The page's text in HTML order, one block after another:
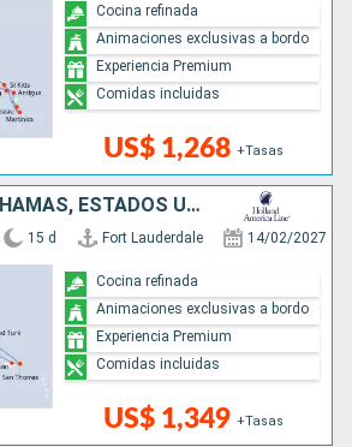
US$ 1,268 +Tasas
Cocina refinada
Animaciones exclusivas a bordo
Experiencia Premium
Comidas incluidas
PUERTO RICO, BAHAMAS, ESTADOS UNIDOS, JAMAICA, ISLAS CAIMÁN, MÉXICO
15 d Fort Lauderdale 14/02/2027
US$ 1,349 +Tasas
Cocina refinada
Animaciones exclusivas a bordo
Experiencia Premium
Comidas incluidas